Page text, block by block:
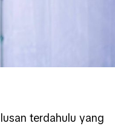
terdahulu yang